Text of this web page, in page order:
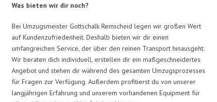
Was bieten wir dir noch?
Bei Umzugsmeister Gottschalk Remscheid legen wir großen Wert
auf Kundenzufriedenheit. Deshalb bieten wir dir einen
umfangreichen Service, der über den reinen Transport hinausgeht.
Wir beraten dich individuell, erstellen dir ein maßgeschneidertes
Angebot und stehen dir während des gesamten Umzugsprozesses
für Fragen zur Verfügung. Außerdem profitierst du von unserer
langjährigen Erfahrung und unserem vorhandenen Equipment für